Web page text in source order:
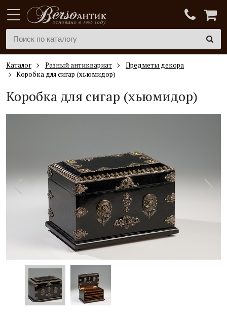
Каталог Разный антиквариат
Предметы декора
Коробка для сигар (хьюмидор)
Коробка для сигар (хьюмидор)